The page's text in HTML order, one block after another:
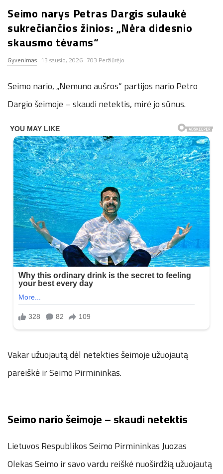
n
.
n
e
t
Seimo narys Petras Dargis sulaukė
sukrečiančios žinios: „Nėra didesnio
skausmo tėvams“
Gyvenimas 13 sausio, 2026 703 Peržiūrėjo
Seimo nario, „Nemuno aušros“ partijos nario Petro
Dargio šeimoje – skaudi netektis, mirė jo sūnus.
Vakar užuojautą dėl netekties šeimoje užuojautą
pareiškė ir Seimo Pirmininkas.
Seimo nario šeimoje – skaudi netektis
Lietuvos Respublikos Seimo Pirmininkas Juozas
Olekas Seimo ir savo vardu reiškė nuoširdžią užuojautą